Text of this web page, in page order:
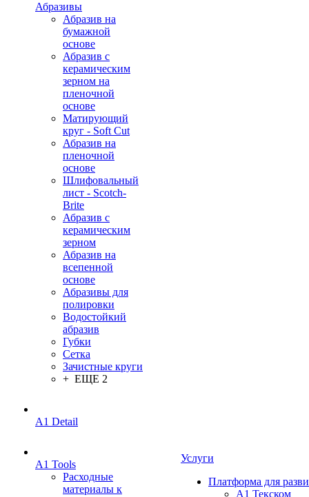
Абразивы
Абразив на
бумажной
основе
Абразив с
керамическим
зерном на
пленочной
основе
Матирующий
круг - Soft Cut
Абразив на
пленочной
основе
Шлифовальный
лист - Scotch-
Brite
Абразив с
керамическим
зерном
Абразив на
всепенной
основе
Абразивы для
полировки
Водостойкий
абразив
Губки
Сетка
Зачистные круги
+ ЕЩЕ 2
A1 Detail
A1 Tools
Расходные
материалы к
Услуги
Платформа для
А1 Текском